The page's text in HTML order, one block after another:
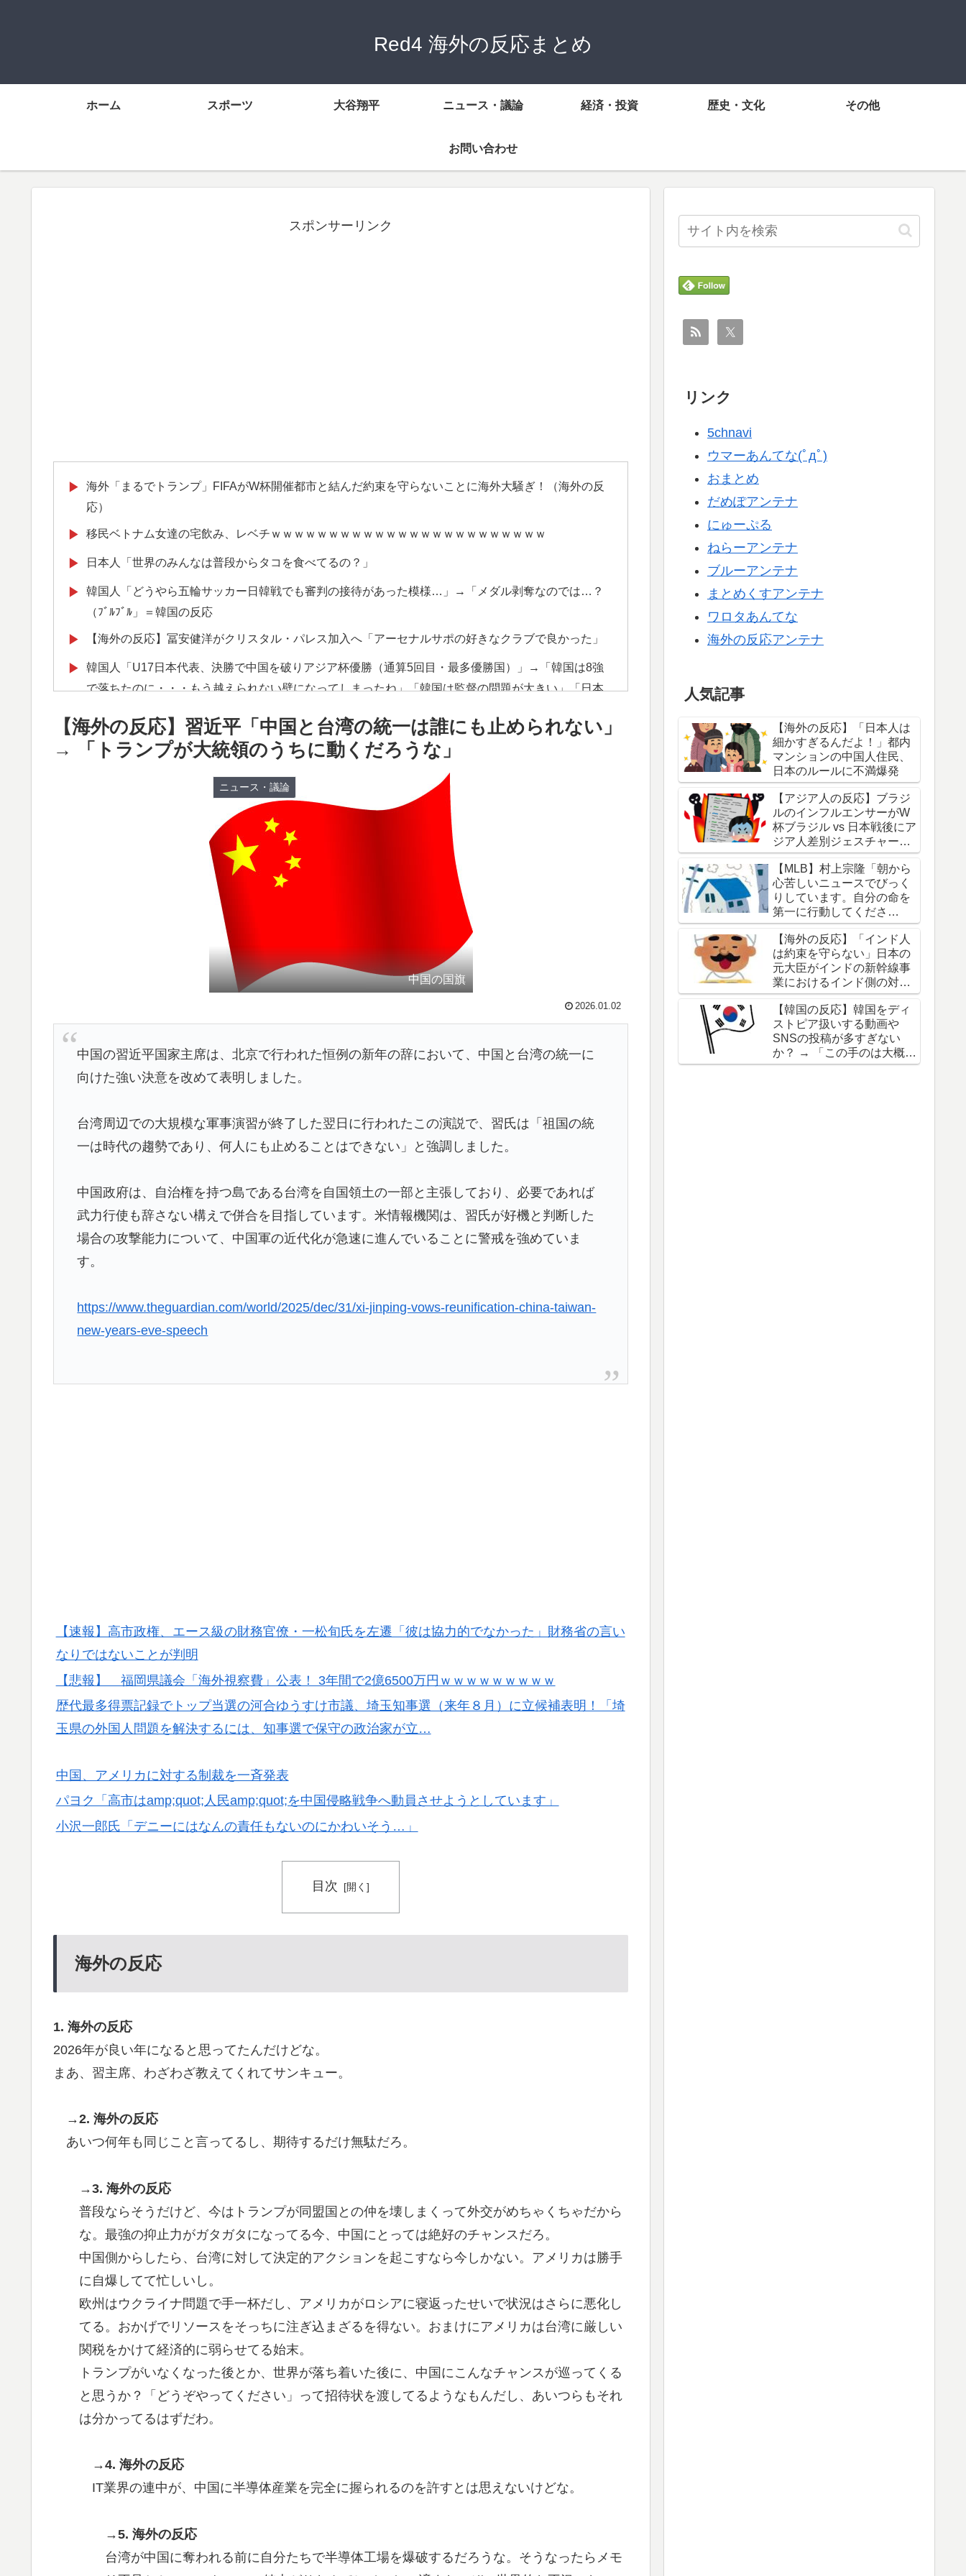
Red4 海外の反応まとめ
ホーム スポーツ 大谷翔平 ニュース・議論 経済・投資 歴史・文化 その他
お問い合わせ
スポンサーリンク
▶
海外「まるでトランプ」FIFAがW杯開催都市と結んだ約束を守らないことに海外大騒ぎ！（海外の反
応）
▶ 移民ベトナム女達の宅飲み、レベチｗｗｗｗｗｗｗｗｗｗｗｗｗｗｗｗｗｗｗｗｗｗｗｗ
▶ 日本人「世界のみんなは普段からタコを食べてるの？」
▶
韓国人「どうやら五輪サッカー日韓戦でも審判の接待があった模様…」→「メダル剥奪なのでは…？
（ﾌﾞﾙﾌﾞﾙ」＝韓国の反応
▶ 【海外の反応】冨安健洋がクリスタル・パレス加入へ「アーセナルサポの好きなクラブで良かった」
▶
韓国人「U17日本代表、決勝で中国を破りアジア杯優勝（通算5回目・最多優勝国）」→「韓国は8強
で落ちたのに・・・もう越えられない壁になってしまったね」「韓国は監督の問題が大きい」「日本
▶ 海外の反応：鈴木誠也が豪快な弾丸19号HRと好守備で大谷ドジャース撃破に貢献「トレードされなく
て良かった」とカブスファン絶賛
韓国人「熊本地震発生時の病院手術中に突然の大揺れが凄まじい状況だ」
海外「日本人がアメリカに対してとても良いことを言ってくれているぞ！アメリカの良さを再発見で
海外の反応：熊本の病院で手術中に熊本地震が発生、大揺れの中でも患者を守った医師たちの対応ぶ
海外「先進国で日本だけパスポート所有率が低すぎる、何故なのか」
外国人「2002年W杯は?」韓国サッカーに衝撃的不祥事！W杯予選でレフリーへの不適切接待発覚！海
外騒然！【海外の反応】
韓国政府、謝罪をすれば賠償を放棄する案を日本側に提示するも拒否される＝韓国の反応
英国人「ようこそ」冨安健洋、クリスタルパレス加入が決定的に！メディカル検査をパス！現地サポ
▶ 【MLB】村上宗隆とルイス・アラエスの指標が完全に真逆 → 「予想通りの結果」「この2人は合体し
てくれ」
【伝説の100得点、いまだ都市伝説扱い】海外「バムの83点でようやく信じた」
▶ 海外「さすが日本！」日本の医療従事者の倫理観の高さに海外が超感動
▶ 【海外の反応】今永昇太、好調の秘訣はスマホ画面だとイマナガ節を炸裂「NPBでは面白さが必須条
件なの？」
韓国人「意外に日本との関係が深い地球の裏側の国がこちらです‥」→「国境を越えた驚くべき歴史
▶ 米：トランプ大統領、「敵性外国人」による「米国籍目的の出産ツーリズム禁止令」に署名…寄生侵
略防止へ[海外の反応]
例行事だな」「他のことから国民の目をそらせるからお互いの政府にとって都合がいいんだよ」
サイトの話
▶ 日本人「敷地内に勝手に停めた車がバチバチにブロックされててウケた」→結末がめっちゃおもろい
▶ 海外「ディズニーがゴミのようだ！」日本がアニメ化した米人気SF作品に絶賛の声が殺到中
▶ 海外「コーヒー1杯が6ドルって何なんだ、レシートを二度見した」値上げで買うのをやめたもの…
サポの本音がこれ！【海外の反応】
▶ 海外「中国が世界資産税を導入。財政不足を海外資産への課税で補おうとする」
【海外の反応】習近平「中国と台湾の統一は誰にも止められない」
→ 「トランプが大統領のうちに動くだろうな」
ニュース・議論
中国の国旗
2026.01.02
中国の習近平国家主席は、北京で行われた恒例の新年の辞において、中国と台湾の統一に
向けた強い決意を改めて表明しました。
台湾周辺での大規模な軍事演習が終了した翌日に行われたこの演説で、習氏は「祖国の統
一は時代の趨勢であり、何人にも止めることはできない」と強調しました。
中国政府は、自治権を持つ島である台湾を自国領土の一部と主張しており、必要であれば
武力行使も辞さない構えで併合を目指しています。米情報機関は、習氏が好機と判断した
場合の攻撃能力について、中国軍の近代化が急速に進んでいることに警戒を強めていま
す。
https://www.theguardian.com/world/2025/dec/31/xi-jinping-vows-reunification-china-taiwan-
new-years-eve-speech
【速報】高市政権、エース級の財務官僚・一松旬氏を左遷「彼は協力的でなかった」財務省の言い
なりではないことが判明
【悲報】 福岡県議会「海外視察費」公表！ 3年間で2億6500万円ｗｗｗｗｗｗｗｗｗ
歴代最多得票記録でトップ当選の河合ゆうすけ市議、埼玉知事選（来年８月）に立候補表明！「埼
玉県の外国人問題を解決するには、知事選で保守の政治家が立…
中国、アメリカに対する制裁を一斉発表
パヨク「高市はamp;quot;人民amp;quot;を中国侵略戦争へ動員させようとしています」
小沢一郎氏「デニーにはなんの責任もないのにかわいそう…」
目次
海外の反応
1. 海外の反応
2026年が良い年になると思ってたんだけどな。
まあ、習主席、わざわざ教えてくれてサンキュー。
→2. 海外の反応
あいつ何年も同じこと言ってるし、期待するだけ無駄だろ。
→3. 海外の反応
普段ならそうだけど、今はトランプが同盟国との仲を壊しまくって外交がめちゃくちゃだから
な。最強の抑止力がガタガタになってる今、中国にとっては絶好のチャンスだろ。
中国側からしたら、台湾に対して決定的アクションを起こすなら今しかない。アメリカは勝手
に自爆してて忙しいし。
欧州はウクライナ問題で手一杯だし、アメリカがロシアに寝返ったせいで状況はさらに悪化し
てる。おかげでリソースをそっちに注ぎ込まざるを得ない。おまけにアメリカは台湾に厳しい
関税をかけて経済的に弱らせてる始末。
トランプがいなくなった後とか、世界が落ち着いた後に、中国にこんなチャンスが巡ってくる
と思うか？「どうぞやってください」って招待状を渡してるようなもんだし、あいつらもそれ
は分かってるはずだわ。
→4. 海外の反応
IT業界の連中が、中国に半導体産業を完全に握られるのを許すとは思えないけどな。
→5. 海外の反応
台湾が中国に奪われる前に自分たちで半導体工場を爆破するだろうな。そうなったらメモ
リンク
5chnavi
ウマーあんてな(ﾟдﾟ)
おまとめ
だめぽアンテナ
にゅーぷる
ねらーアンテナ
ブルーアンテナ
まとめくすアンテナ
ワロタあんてな
海外の反応アンテナ
人気記事
【海外の反応】「日本人は
細かすぎるんだよ！」都内
マンションの中国人住民、
日本のルールに不満爆発
【アジア人の反応】ブラジ
ルのインフルエンサーがW
杯ブラジル vs 日本戦後にア
ジア人差別ジェスチャーし
ている写真を投稿して炎上
中
【MLB】村上宗隆「朝から
心苦しいニュースでびっく
りしています。自分の命を
第一に行動してくださ
い。」 → 「本当に胸が痛
む」「最近大きな地震が多
くないか？」
【海外の反応】「インド人
は約束を守らない」日本の
元大臣がインドの新幹線事
業におけるインド側の対応
を批判
【韓国の反応】韓国をディ
ストピア扱いする動画や
SNSの投稿が多すぎない
か？ → 「この手のは大概が
東南アジアや中国の仕業」